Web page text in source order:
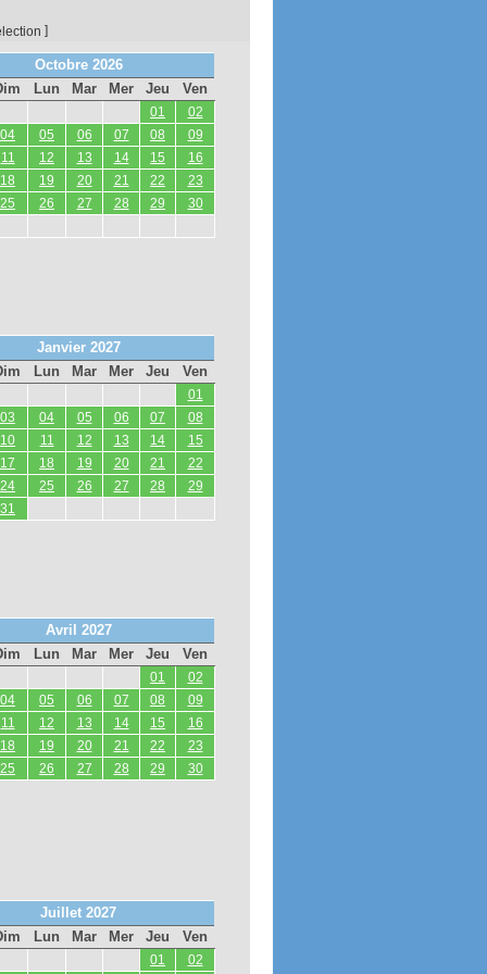
]
Octobre 2026
Lun Mar Mer Jeu Ven
01
02
04
05 06 07 08
09
11
12 13 14 15
16
18
19 20 21 22
23
25
26 27 28 29 30
Janvier 2027
Lun Mar Mer Jeu Ven
01
03
04 05 06 07
08
10
11 12 13 14
15
17
18 19 20 21
22
24
25 26 27 28
29
31
Avril 2027
Lun Mar Mer Jeu Ven
01
02
04
05 06 07 08
09
11
12 13 14 15
16
18
19 20 21 22
23
25
26 27 28 29 30
Juillet 2027
Lun Mar Mer Jeu Ven
01 02